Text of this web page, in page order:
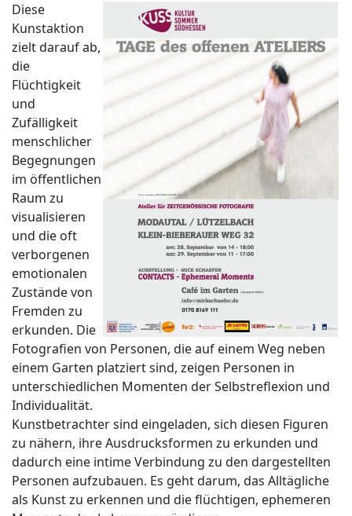
Diese
Kunstaktion
zielt darauf ab,
die
Flüchtigkeit
und
Zufälligkeit
menschlicher
Begegnungen
im öffentlichen
Raum zu
visualisieren
und die oft
verborgenen
emotionalen
Zustände von
Fremden zu
erkunden. Die
Fotografien von Personen, die auf einem Weg neben
einem Garten platziert sind, zeigen Personen in
unterschiedlichen Momenten der Selbstreflexion und
Individualität.
Kunstbetrachter sind eingeladen, sich diesen Figuren
zu nähern, ihre Ausdrucksformen zu erkunden und
dadurch eine intime Verbindung zu den dargestellten
Personen aufzubauen. Es geht darum, das Alltägliche
als Kunst zu erkennen und die flüchtigen, ephemeren